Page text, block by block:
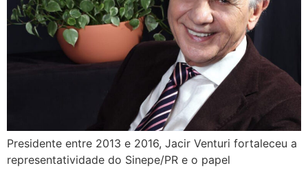
Presidente entre 2013 e 2016, Jacir Venturi fortaleceu a
representatividade do Sinepe/PR e o papel